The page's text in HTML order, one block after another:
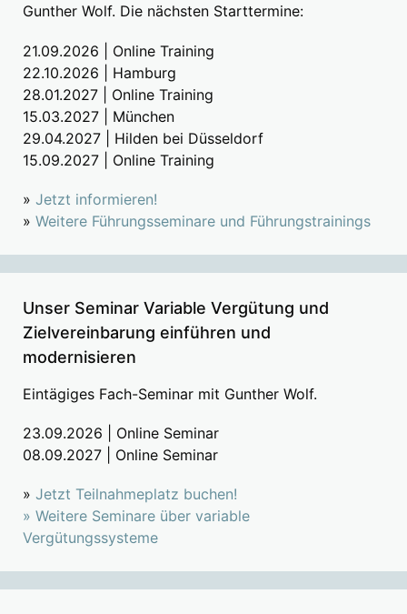
Gunther Wolf. Die nächsten Starttermine:
21.09.2026 | Online Training
22.10.2026 | Hamburg
28.01.2027 | Online Training
15.03.2027 | München
29.04.2027 | Hilden bei Düsseldorf
15.09.2027 | Online Training
» Jetzt informieren!
» Weitere Führungsseminare und Führungstrainings
Unser Seminar Variable Vergütung und
Zielvereinbarung einführen und
modernisieren
Eintägiges Fach-Seminar mit Gunther Wolf.
23.09.2026 | Online Seminar
08.09.2027 | Online Seminar
» Jetzt Teilnahmeplatz buchen!
» Weitere Seminare über variable
Vergütungssysteme